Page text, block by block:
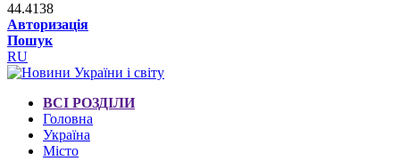
44.4138
Авторизація
Пошук
RU
ВСІ РОЗДІЛИ
Головна
Україна
Місто